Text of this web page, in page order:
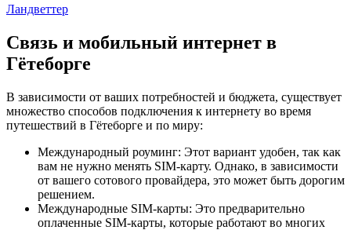
Ландветтер
Связь и мобильный интернет в
Гётеборге
В зависимости от ваших потребностей и бюджета, существует
множество способов подключения к интернету во время
путешествий в Гётеборге и по миру:
Международный роуминг: Этот вариант удобен, так как
вам не нужно менять SIM-карту. Однако, в зависимости
от вашего сотового провайдера, это может быть дорогим
решением.
Международные SIM-карты: Это предварительно
оплаченные SIM-карты, которые работают во многих